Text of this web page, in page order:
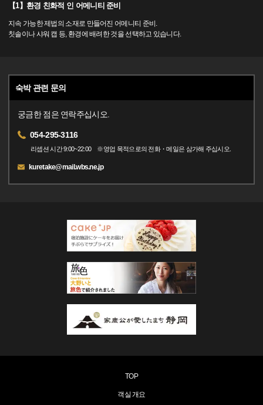
【1】환경 친화적 인 어메니티 준비
지속 가능한 제법의 소재로 만들어진 어메니티 준비.
칫솔이나 샤워 캡 등, 환경에 배려한 것을 선택하고 있습니다.
숙박 관련 문의
궁금한 점은 연락주십시오.
054-295-3116
리셉션 시간 9:00~22:00 ※영업 목적으로의 전화・메일은 삼가해 주십시오.
kuretake@mail.wbs.ne.jp
TOP
객실 개요